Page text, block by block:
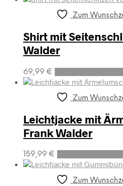
Zum
Shirt mit
Walder
69,99 €
Zum
Leichtjacke mit
Frank Walder
159,99 €
Zum